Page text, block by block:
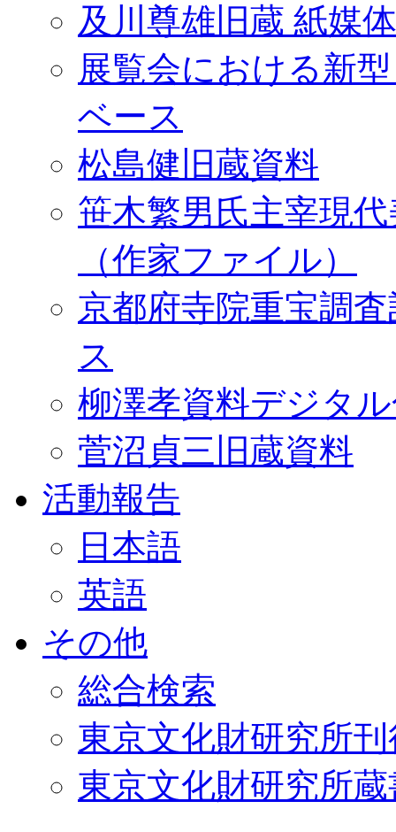
及川尊雄旧蔵 紙媒
展覧会における新
ベース
松島健旧蔵資料
笹木繁男氏主宰現
（作家ファイル）
京都府寺院重宝調
ス
柳澤孝資料デジタ
菅沼貞三旧蔵資料
活動報告
日本語
英語
その他
総合検索
東京文化財研究所
東京文化財研究所